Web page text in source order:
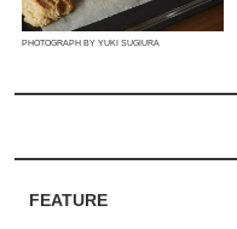
FEATURE
PHOTOGRAPH BY YUKI SUGIURA